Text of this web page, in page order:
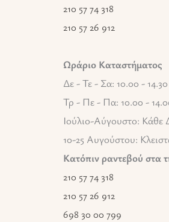
210 57 74 318
210 57 26 912
Ωράριο Καταστήματος
Δε - Τε - Σα: 10.00 - 14.30
Τρ - Πε - Πα: 10.00 -
Ιούλιο-Αύγουστο: Κάθε
10-25 Αυγούστου:
Κατόπιν ραντεβού στα
210 57 74 318
210 57 26 912
698 30 00 799